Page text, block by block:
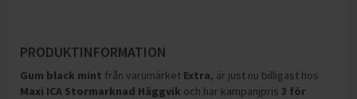
PRODUKTINFORMATION
Gum black mint från varumärket Extra, är just nu billigast hos
Maxi ICA Stormarknad Häggvik och har kampanjpris 3 för